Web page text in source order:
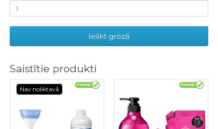
Ielikt grozā
Saistītie produkti
Nav noliktavā